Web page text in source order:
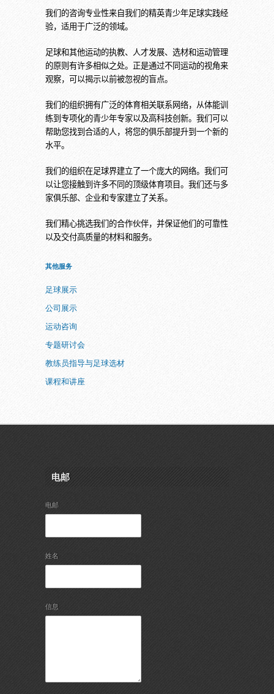
我们的咨询专业性来自我们的精英青少年足球实践经
验，适用于广泛的领域。
足球和其他运动的执教、人才发展、选材和运动管理
的原则有许多相似之处。正是通过不同运动的视角来
观察，可以揭示以前被忽视的盲点。
我们的组织拥有广泛的体育相关联系网络，从体能训
练到专项化的青少年专家以及高科技创新。我们可以
帮助您找到合适的人，将您的俱乐部提升到一个新的
水平。
我们的组织在足球界建立了一个庞大的网络。我们可
以让您接触到许多不同的顶级体育项目。我们还与多
家俱乐部、企业和专家建立了关系。
我们精心挑选我们的合作伙伴，并保证他们的可靠性
以及交付高质量的材料和服务。
其他服务
足球展示
公司展示
运动咨询
专题研讨会
教练员指导与足球选材
课程和讲座
电邮
电邮
姓名
信息